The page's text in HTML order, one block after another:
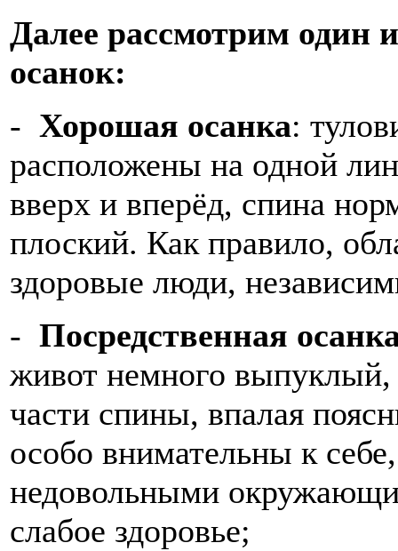
Далее рассмотрим один
осанок:
- Хорошая осанка:
расположены на одной
вверх и вперёд, спина
плоский. Как правило,
здоровые люди,
- Посредственная
живот немного выпуклый,
части спины, впалая
особо внимательны к
недовольными
слабое здоровье;